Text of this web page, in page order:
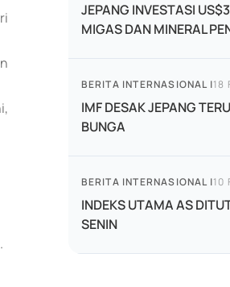
JEPANG INVESTASI
MIGAS DAN MINERAL
BERITA INTERNASIONAL |18
IMF DESAK JEPANG
BUNGA
BERITA INTERNASIONAL |10
INDEKS UTAMA AS
SENIN